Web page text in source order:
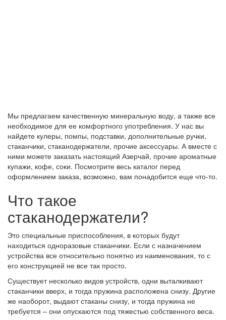
Мы предлагаем качественную минеральную воду, а также все
необходимое для ее комфортного употребления. У нас вы
найдете кулеры, помпы, подставки, дополнительные ручки,
стаканчики, стаканодержатели, прочие аксессуары. А вместе с
ними можете заказать настоящий Азерчай, прочие ароматные
купажи, кофе, соки. Посмотрите весь каталог перед
оформлением заказа, возможно, вам понадобится еще что-то.
Что такое
стаканодержатели?
Это специальные приспособления, в которых будут
находиться одноразовые стаканчики. Если с назначением
устройства все относительно понятно из наименования, то с
его конструкцией не все так просто.
Существует несколько видов устройств, одни выталкивают
стаканчики вверх, и тогда пружина расположена снизу. Другие
же наоборот, выдают стаканы снизу, и тогда пружина не
требуется – они опускаются под тяжестью собственного веса.